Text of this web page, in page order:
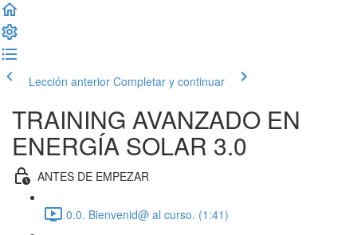
Lección anterior Completar y continuar
TRAINING AVANZADO EN
ENERGÍA SOLAR 3.0
ANTES DE EMPEZAR
0.0. Bienvenid@ al curso. (1:41)